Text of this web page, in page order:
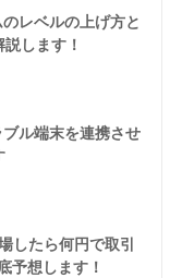
レベルの上げ方と
します！
ル端末を連携させ
したら何円で取引
予想します！